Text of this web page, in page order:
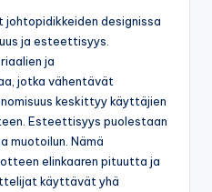
johtopidikkeiden designissa
ja esteettisyys.
ja
jotka vähentävät
keskittyy käyttäjien
Esteettisyys puolestaan
muotoilun. Nämä
elinkaaren pituutta ja
käyttävät yhä